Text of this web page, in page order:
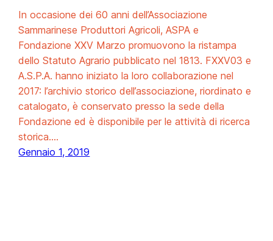
In occasione dei 60 anni dell’Associazione
Sammarinese Produttori Agricoli, ASPA e
Fondazione XXV Marzo promuovono la ristampa
dello Statuto Agrario pubblicato nel 1813. FXXV03 e
A.S.P.A. hanno iniziato la loro collaborazione nel
2017: l’archivio storico dell’associazione, riordinato e
catalogato, è conservato presso la sede della
Fondazione ed è disponibile per le attività di ricerca
storica.…
Gennaio 1, 2019